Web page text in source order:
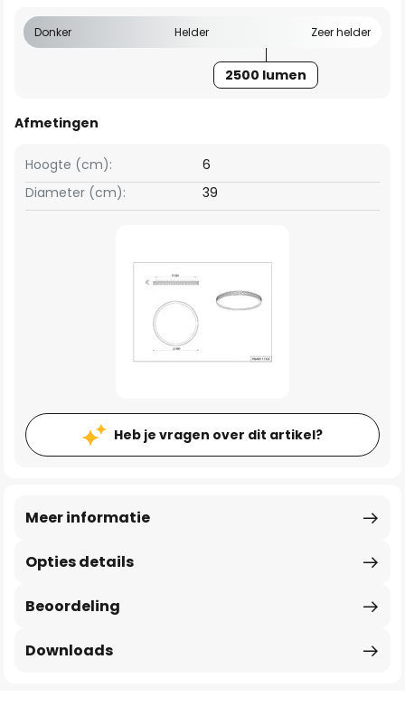
Donker Helder Zeer helder
2500 lumen
Afmetingen
Hoogte (cm):
6
Diameter (cm):
39
Heb je vragen over dit artikel?
Opties details
Meer informatie
Beoordeling
Downloads